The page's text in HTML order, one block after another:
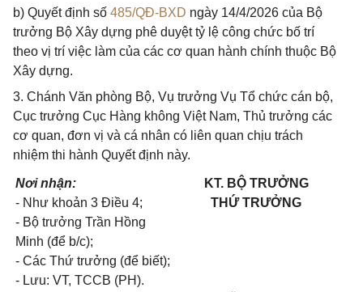
b) Quyết định số 485/QĐ-BXD ngày 14/4/2026 của Bộ
trưởng Bộ Xây dựng phê duyệt tỷ lệ công chức bố trí
theo vị trí việc làm của các cơ quan hành chính thuộc Bộ
Xây dựng.
3. Chánh Văn phòng Bộ, Vụ trưởng Vụ Tổ chức cán bộ,
Cục trưởng Cục Hàng không Việt Nam, Thủ trưởng các
cơ quan, đơn vị và cá nhân có liên quan chịu trách
nhiệm thi hành Quyết định này.
Nơi nhận:
- Như khoản 3 Điều 4;
- Bộ trưởng Trần Hồng
Minh (để b/c);
- Các Thứ trưởng (để biết);
- Lưu: VT, TCCB (PH).
KT. BỘ TRƯỞNG
THỨ TRƯỞNG